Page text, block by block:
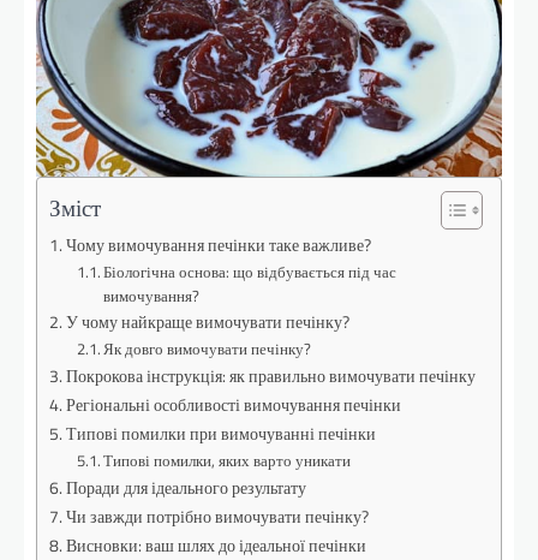
Зміст
Чому вимочування печінки таке важливе?
Біологічна основа: що відбувається під час
вимочування?
У чому найкраще вимочувати печінку?
Як довго вимочувати печінку?
Покрокова інструкція: як правильно вимочувати печінку
Регіональні особливості вимочування печінки
Типові помилки при вимочуванні печінки
Типові помилки, яких варто уникати
Поради для ідеального результату
Чи завжди потрібно вимочувати печінку?
Висновки: ваш шлях до ідеальної печінки